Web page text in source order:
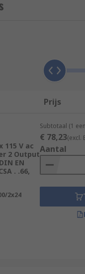
Prijs
115 V ac
2 Output
EN
. .66,
2x24
Subtotaal (1
€ 78,23(excl.
Aantal